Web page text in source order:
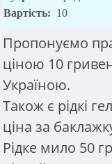
Вартість: 10
Пропонуємо
ціною 10
Україною.
Також є рідкі
ціна за
Рідке мило 50